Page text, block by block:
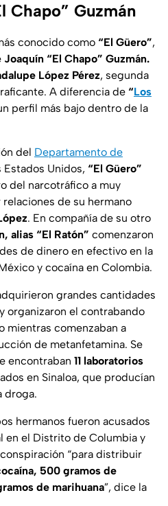
Chapo” Guzmán
conocido como “El Güero”,
Joaquín “El Chapo” Guzmán.
López Pérez, segunda
A diferencia de “Los
perfil más bajo dentro de la
del Departamento de
Estados Unidos, “El Güero”
del narcotráfico a muy
de su hermano
. En compañía de su otro
alias “El Ratón” comenzaron
de dinero en efectivo en la
y cocaína en Colombia.
grandes cantidades
organizaron el contrabando
mientras comenzaban a
de metanfetamina. Se
encontraban 11 laboratorios
en Sinaloa, que producían
droga.
hermanos fueron acusados
en el Distrito de Columbia y
“para distribuir
500 gramos de
de marihuana”, dice la